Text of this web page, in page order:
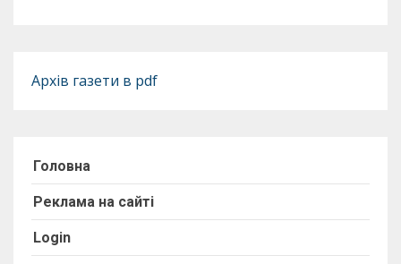
Архів газети в pdf
Головна
Реклама на сайті
Login